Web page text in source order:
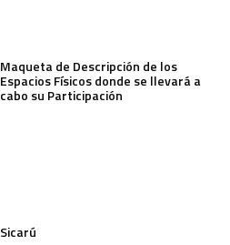
Maqueta de Descripción de los
Espacios Físicos donde se llevará a
cabo su Participación
Sicarú